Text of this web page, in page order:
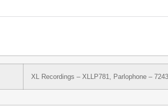
XL Recordings – XLLP781, Parlophone –